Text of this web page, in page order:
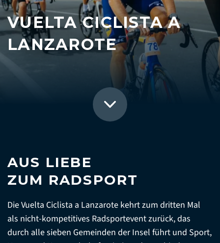
VUELTA CICLISTA A
LANZAROTE
AUS LIEBE
ZUM RADSPORT
Die Vuelta Ciclista a Lanzarote kehrt zum dritten Mal
als nicht-kompetitives Radsportevent zurück, das
durch alle sieben Gemeinden der Insel führt und Sport,